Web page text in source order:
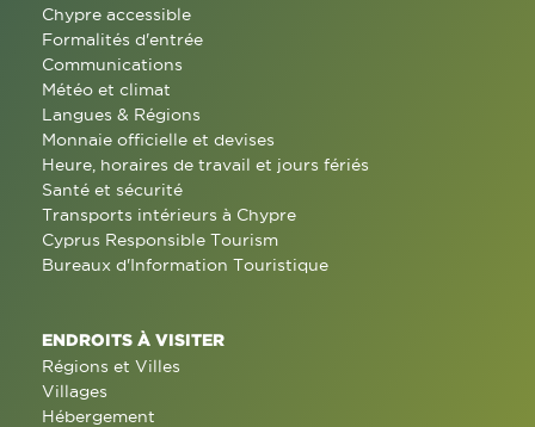
Chypre accessible
Formalités d'entrée
Communications
Météo et climat
Langues & Régions
Monnaie officielle et devises
Heure, horaires de travail et jours fériés
Santé et sécurité
Transports intérieurs à Chypre
Cyprus Responsible Tourism
Bureaux d'Information Touristique
ENDROITS À VISITER
Régions et Villes
Villages
Hébergement